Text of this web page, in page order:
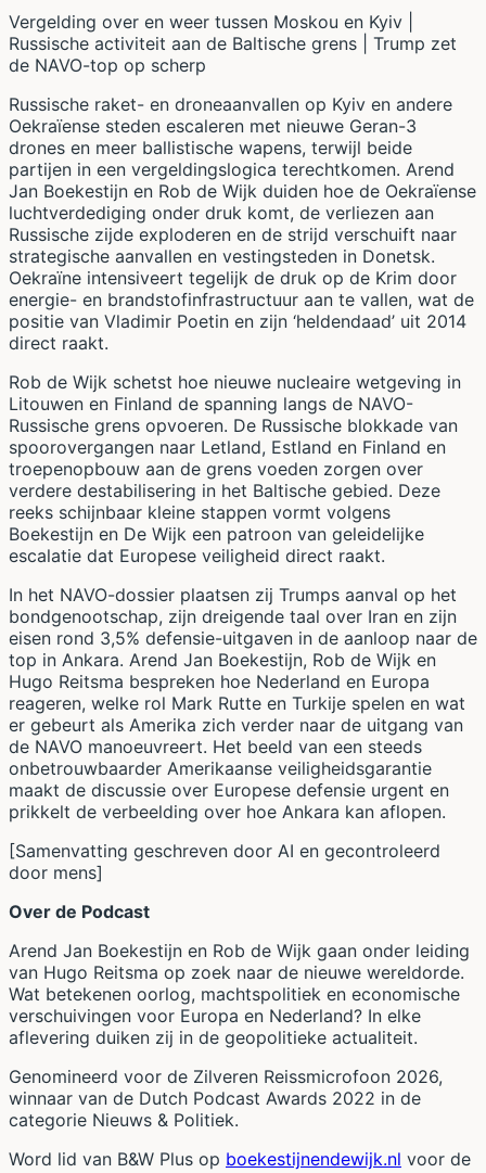
Vergelding over en weer tussen Moskou en Kyiv |
Russische activiteit aan de Baltische grens | Trump zet
de NAVO-top op scherp
Russische raket- en droneaanvallen op Kyiv en andere
Oekraïense steden escaleren met nieuwe Geran-3
drones en meer ballistische wapens, terwijl beide
partijen in een vergeldingslogica terechtkomen. Arend
Jan Boekestijn en Rob de Wijk duiden hoe de Oekraïense
luchtverdediging onder druk komt, de verliezen aan
Russische zijde exploderen en de strijd verschuift naar
strategische aanvallen en vestingsteden in Donetsk.
Oekraïne intensiveert tegelijk de druk op de Krim door
energie- en brandstofinfrastructuur aan te vallen, wat de
positie van Vladimir Poetin en zijn ‘heldendaad’ uit 2014
direct raakt.
Rob de Wijk schetst hoe nieuwe nucleaire wetgeving in
Litouwen en Finland de spanning langs de NAVO-
Russische grens opvoeren. De Russische blokkade van
spoorovergangen naar Letland, Estland en Finland en
troepenopbouw aan de grens voeden zorgen over
verdere destabilisering in het Baltische gebied. Deze
reeks schijnbaar kleine stappen vormt volgens
Boekestijn en De Wijk een patroon van geleidelijke
escalatie dat Europese veiligheid direct raakt.
In het NAVO-dossier plaatsen zij Trumps aanval op het
bondgenootschap, zijn dreigende taal over Iran en zijn
eisen rond 3,5% defensie-uitgaven in de aanloop naar de
top in Ankara. Arend Jan Boekestijn, Rob de Wijk en
Hugo Reitsma bespreken hoe Nederland en Europa
reageren, welke rol Mark Rutte en Turkije spelen en wat
er gebeurt als Amerika zich verder naar de uitgang van
de NAVO manoeuvreert. Het beeld van een steeds
onbetrouwbaarder Amerikaanse veiligheidsgarantie
maakt de discussie over Europese defensie urgent en
prikkelt de verbeelding over hoe Ankara kan aflopen.
[Samenvatting geschreven door AI en gecontroleerd
door mens]
Over de Podcast
Arend Jan Boekestijn en Rob de Wijk gaan onder leiding
van Hugo Reitsma op zoek naar de nieuwe wereldorde.
Wat betekenen oorlog, machtspolitiek en economische
verschuivingen voor Europa en Nederland? In elke
aflevering duiken zij in de geopolitieke actualiteit.
Genomineerd voor de Zilveren Reissmicrofoon 2026,
winnaar van de Dutch Podcast Awards 2022 in de
categorie Nieuws & Politiek.
Word lid van B&W Plus op boekestijnendewijk.nl voor de